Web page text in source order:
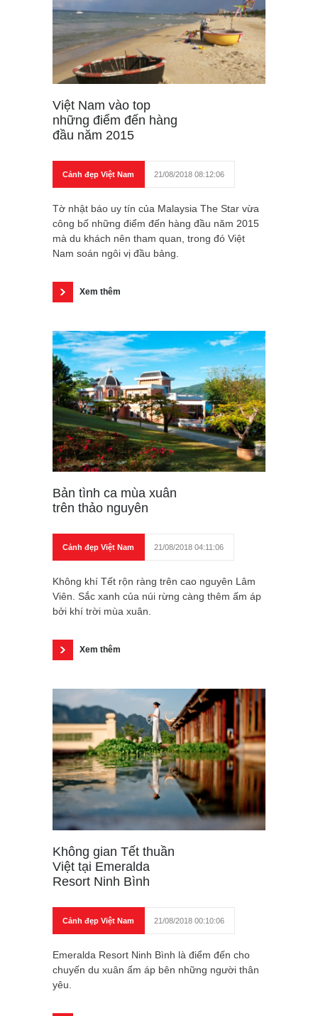
Việt Nam vào top
những điểm đến hàng
đầu năm 2015
Cảnh đẹp Việt Nam 21/08/2018 08:12:06
Tờ nhật báo uy tín của Malaysia The Star vừa
công bố những điểm đến hàng đầu năm 2015
mà du khách nên tham quan, trong đó Việt
Nam soán ngôi vị đầu bảng.
Xem thêm
Bản tình ca mùa xuân
trên thảo nguyên
Cảnh đẹp Việt Nam 21/08/2018 04:11:06
Không khí Tết rộn ràng trên cao nguyên Lâm
Viên. Sắc xanh của núi rừng càng thêm ấm áp
bởi khí trời mùa xuân.
Xem thêm
Không gian Tết thuần
Việt tại Emeralda
Resort Ninh Bình
Cảnh đẹp Việt Nam 21/08/2018 00:10:06
Emeralda Resort Ninh Bình là điểm đến cho
chuyến du xuân ấm áp bên những người thân
yêu.